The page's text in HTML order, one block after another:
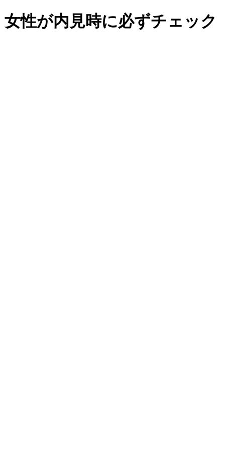
性が内見時に必ずチェック